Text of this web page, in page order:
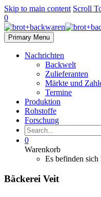
Skip to main content Scroll
0
Primary Menu
Nachrichten
Backwelt
Zulieferanten
Märkte und
Termine
Produktion
Rohstoffe
Forschung
0
Warenkorb
Es befinden
Bäckerei Veit